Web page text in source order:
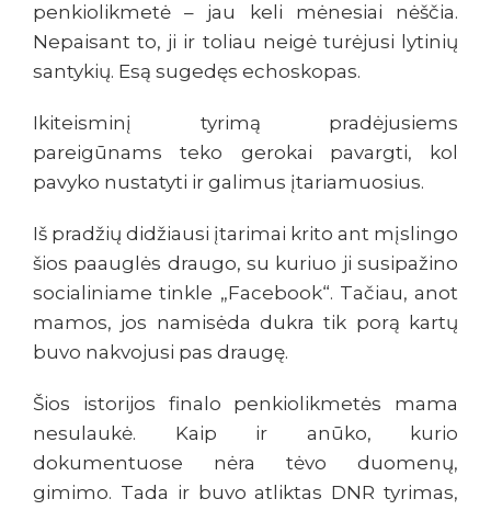
penkiolikmetė – jau keli mėnesiai nėščia.
Nepaisant to, ji ir toliau neigė turėjusi lytinių
santykių. Esą sugedęs echoskopas.
Ikiteisminį tyrimą pradėjusiems
pareigūnams teko gerokai pavargti, kol
pavyko nustatyti ir galimus įtariamuosius.
Iš pradžių didžiausi įtarimai krito ant mįslingo
šios paauglės draugo, su kuriuo ji susipažino
socialiniame tinkle „Facebook“. Tačiau, anot
mamos, jos namisėda dukra tik porą kartų
buvo nakvojusi pas draugę.
Šios istorijos finalo penkiolikmetės mama
nesulaukė. Kaip ir anūko, kurio
dokumentuose nėra tėvo duomenų,
gimimo. Tada ir buvo atliktas DNR tyrimas,